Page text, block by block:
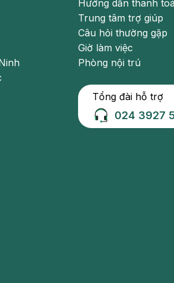
Hồng Ngọc mang tính chất
bệnh không được tự ý điều
tin bổ ích khác
Hướng dẫn thanh
Trung tâm trợ giúp
Câu hỏi thường gặp
Giờ làm việc
Phòng nội trú
Tổng đài hỗ trợ
024 3927